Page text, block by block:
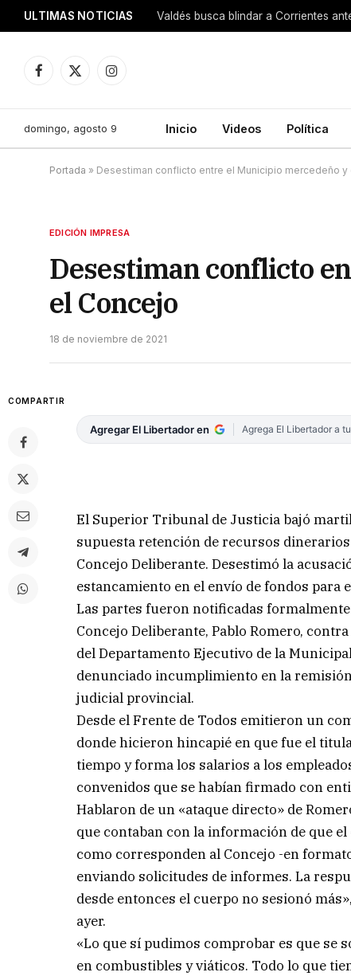
ULTIMAS NOTICIAS Valdés busca blindar a Corrientes
Facebook
X
Instagram
domingo, agosto 9 Inicio Videos Política
Portada » Desestiman conflicto entre el Municipio mercedeño y
EDICIÓN IMPRESA
Desestiman conflicto
el Concejo
18 de noviembre de 2021
COMPARTIR
Agregar El Libertador en Agrega El Libertador a
El Superior Tribunal de Justicia bajó
supuesta retención de recursos
Concejo Deliberante. Desestimó la
estancamiento en el envío de fondos
Las partes fueron notificadas
Concejo Deliberante, Pablo Romero,
del Departamento Ejecutivo de la
denunciado incumplimiento en la
judicial provincial.
Desde el Frente de Todos emitieron un
donde hicieron hincapié en que fue el
tiempo y forma los salarios a los
convenidos que se habían firmado con
Hablaron de un «ataque directo» de
que contaban con la información de que
como corresponden al Concejo -en
enviando solicitudes de informes. La
desde entonces el cuerpo no sesionó
ayer.
«Lo que sí pudimos comprobar es que se
en combustibles y viáticos. Todo lo que